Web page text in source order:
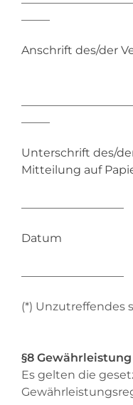
Anschrift des/der
Unterschrift des/
Mitteilung auf
Datum
(*) Unzutreffendes
§8 Gewährleistung
Es gelten die